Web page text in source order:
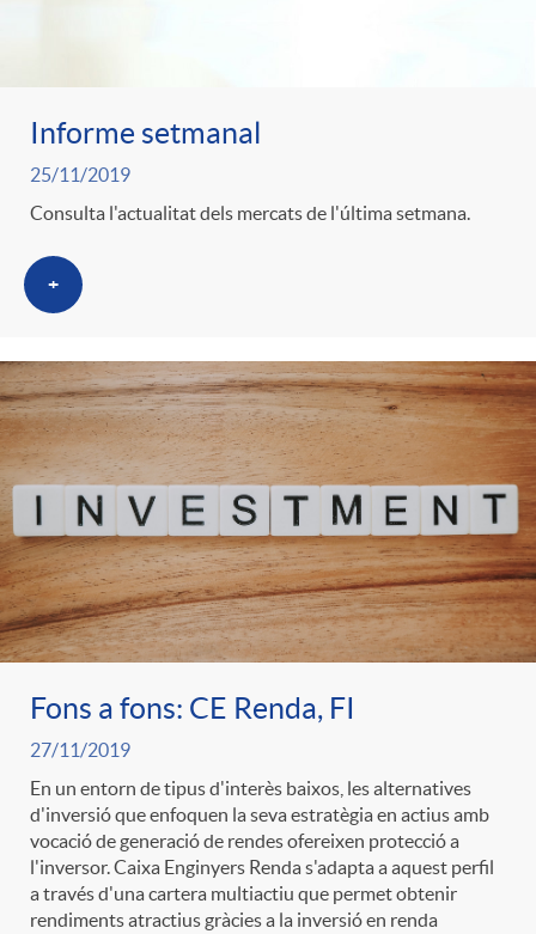
Informe setmanal
25/11/2019
Consulta l'actualitat dels mercats de l'última setmana.
+
Fons a fons: CE Renda, FI
27/11/2019
En un entorn de tipus d'interès baixos, les alternatives
d'inversió que enfoquen la seva estratègia en actius amb
vocació de generació de rendes ofereixen protecció a
l'inversor. Caixa Enginyers Renda s'adapta a aquest perfil
a través d'una cartera multiactiu que permet obtenir
rendiments atractius gràcies a la inversió en renda